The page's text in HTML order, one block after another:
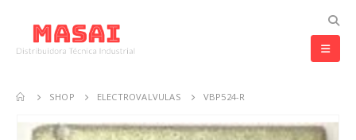
SHOP ELECTROVALVULAS VBP524-R